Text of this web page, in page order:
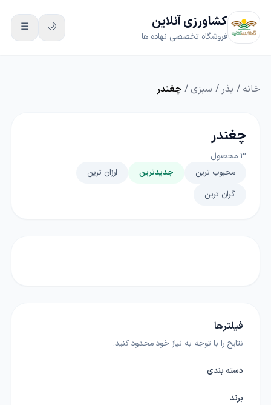
کشاورزی آنلاین
فروشگاه تخصصی نهاده ها
🌙
☰
خانه / بذر / سبزی / چغندر
چغندر
3محصول
محبوب ترین
جدیدترین
ارزان ترین
گران ترین
فیلترها
نتایج را با توجه به نیاز خود محدود کنید.
دسته بندی
برند